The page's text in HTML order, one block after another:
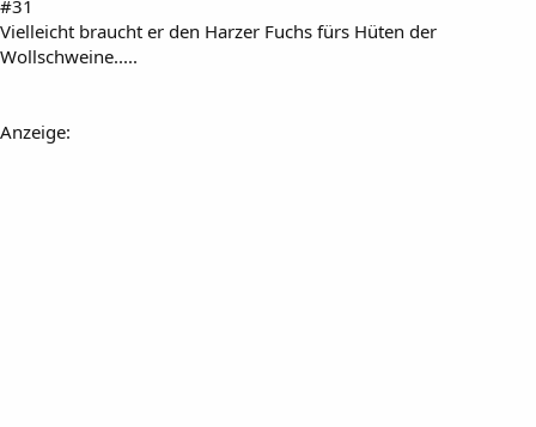
#31
Vielleicht braucht er den Harzer Fuchs fürs Hüten der
Wollschweine.....
Anzeige: